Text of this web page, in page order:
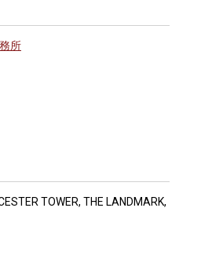
所
TOWER, THE LANDMARK, 15